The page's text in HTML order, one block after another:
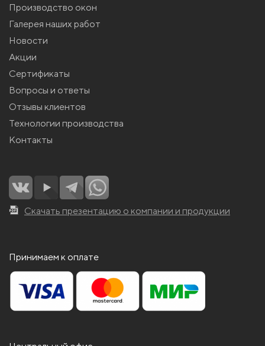
Производство окон
Галерея наших работ
Новости
Акции
Сертификаты
Вопросы и ответы
Отзывы клиентов
Технологии производства
Контакты
Скачать презентацию о компании и продукции
Принимаем к оплате